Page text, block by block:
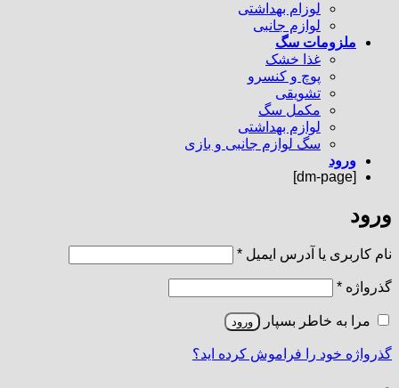
لوزام بهداشتی
لوازم جانبی
ملزومات سگ
غذا خشک
پوچ و کنسرو
تشویقی
مکمل سگ
لوازم بهداشتی
سگ لوازم جانبی و بازی
ورود
[dm-page]
ورود
نام کاربری یا آدرس ایمیل *الزامی
گذرواژه *الزامی
مرا به خاطر بسپار ورود
گذرواژه خود را فراموش کرده اید؟